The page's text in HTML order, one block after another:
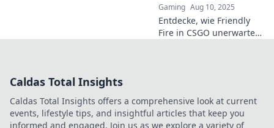
Gaming Aug 10, 2025
Entdecke, wie Friendly
Fire in CSGO unerwartete
Caldas Total Insights
Caldas Total Insights offers a comprehensive look at current
events, lifestyle tips, and insightful articles that keep you
informed and engaged. Join us as we explore a variety of